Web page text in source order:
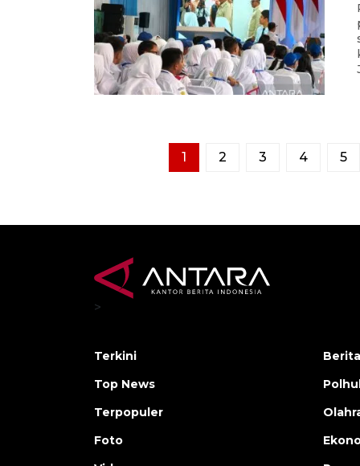
1 2 3 4 5
>
Terkini
Top News
Terpopuler
Foto